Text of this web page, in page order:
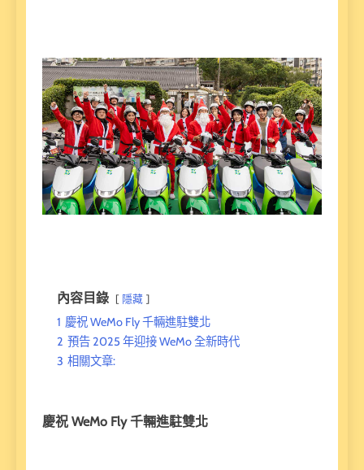
內容目錄 隱藏
1 慶祝 WeMo Fly 千輛進駐雙北
2 預告 2025 年迎接 WeMo 全新時代
3 相關文章:
慶祝 WeMo Fly 千輛進駐雙北